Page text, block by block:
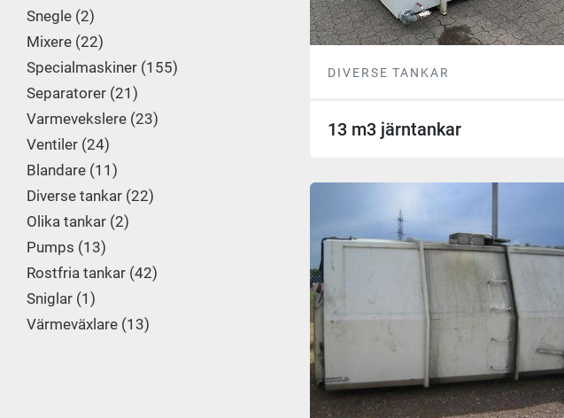
Snegle 2
Mixere 22
Specialmaskiner 155
Separatorer 21
Varmevekslere 23
Ventiler 24
Blandare 11
Diverse tankar 22
Olika tankar 2
Pumps 13
Rostfria tankar 42
Sniglar 1
Värmeväxlare 13
DIVERSE TANKAR
13 m3 järntankar